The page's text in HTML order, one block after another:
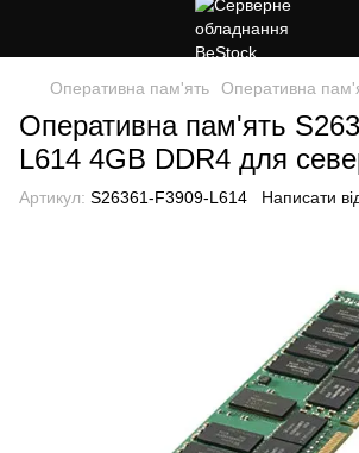
Оперативна пам'ять Оперативна
Оперативна пам'ять
L614 4GB DDR4 для
Артикул: S26361-F3909-L614 Написати